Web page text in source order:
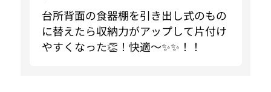
台所背面の食器棚を引き出し式のもの
に替えたら収納力がアップして片付け
やすくなった👏！快適〜✨✨！！